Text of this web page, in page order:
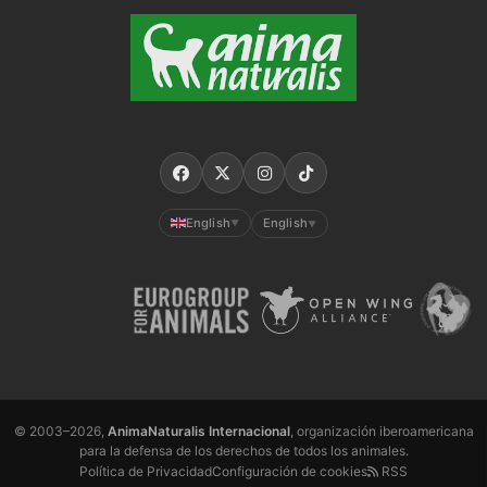
English ▼ English ▼
© 2003–2026, AnimaNaturalis Internacional, organización iberoamericana
para la defensa de los derechos de todos los animales.
Política de PrivacidadConfiguración de cookies RSS